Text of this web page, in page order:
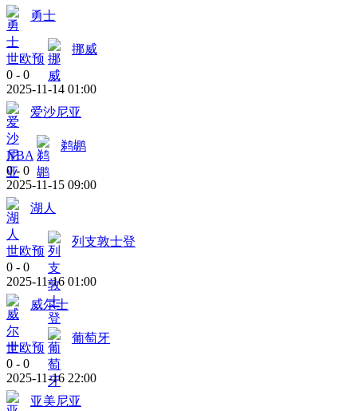
勇士
世欧预
挪威
0 - 0
2025-11-14 01:00
爱沙尼亚
NBA
鹈鹕
0 - 0
2025-11-15 09:00
湖人
世欧预
列支敦士登
0 - 0
2025-11-16 01:00
威尔士
世欧预
葡萄牙
0 - 0
2025-11-16 22:00
亚美尼亚